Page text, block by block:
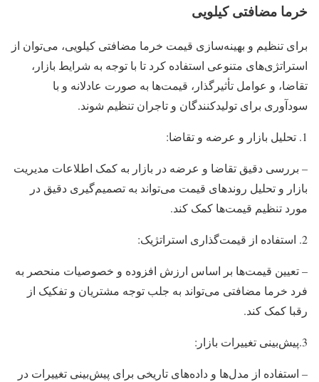
خرما مضافتی کیلویی
برای تنظیم و بهینه‌سازی قیمت خرما مضافتی کیلویی، می‌توان از
استراتژی‌های متنوعی استفاده کرد تا با توجه به شرایط بازار،
تقاضا، و عوامل تأثیرگذار، قیمت‌ها به صورت عادلانه و با
سودآوری برای تولیدکنندگان و تاجران تنظیم شوند.
تحلیل بازار و عرضه و تقاضا:
– بررسی دقیق تقاضا و عرضه در بازار به کمک اطلاعات مدیریت
بازار و تحلیل روندهای قیمت می‌تواند به تصمیم‌گیری دقیق در
مورد تنظیم قیمت‌ها کمک کند.
استفاده از قیمت‌گذاری استراتژیک:
– تعیین قیمت‌ها بر اساس ارزش افزوده و خصوصیات منحصر به
فرد خرما مضافتی می‌تواند به جلب توجه مشتریان و تفکیک از
رقبا کمک کند.
3.پیش‌بینی تغییرات بازار:
– استفاده از مدل‌ها و داده‌های تاریخی برای پیش‌بینی تغییرات در